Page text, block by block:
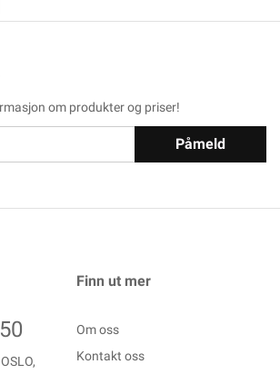
om produkter og priser!
Påmeld
Finn ut mer
Om oss
Kontakt oss